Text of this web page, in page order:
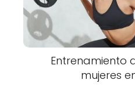
Entrenamiento
mujeres